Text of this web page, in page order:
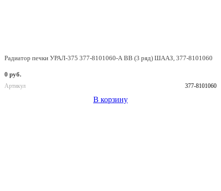
Радиатор печки УРАЛ-375 377-8101060-А ВВ (3 ряд) ШААЗ, 377-8101060
0 руб.
Артикул 377-8101060
В корзину